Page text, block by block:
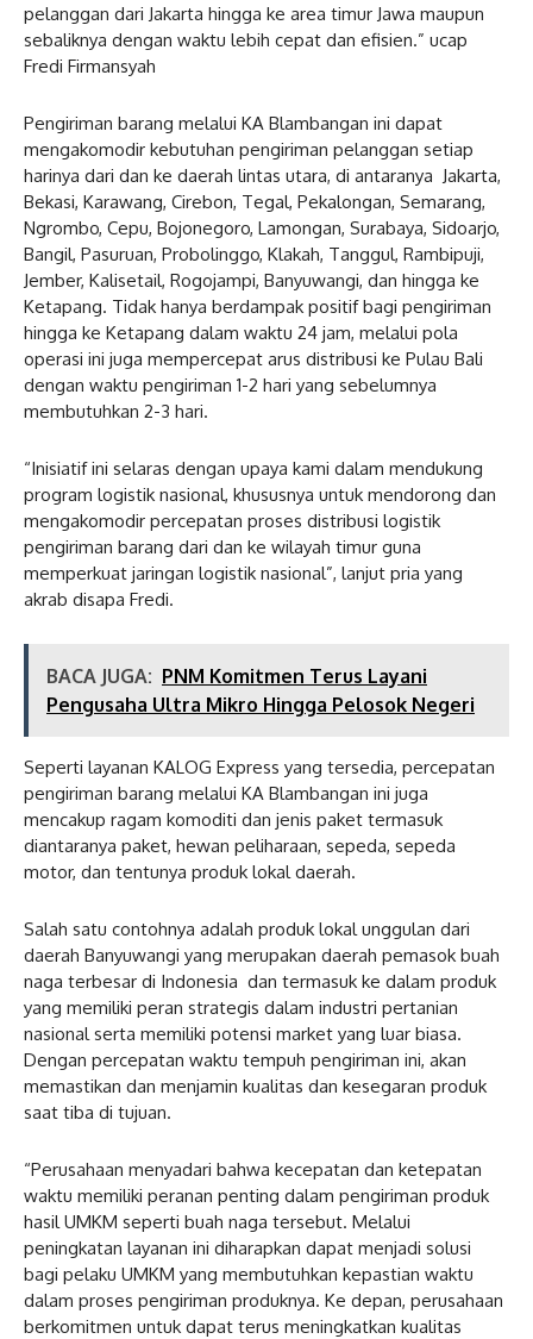
pelanggan dari Jakarta hingga ke area timur Jawa maupun
sebaliknya dengan waktu lebih cepat dan efisien.” ucap
Fredi Firmansyah
Pengiriman barang melalui KA Blambangan ini dapat
mengakomodir kebutuhan pengiriman pelanggan setiap
harinya dari dan ke daerah lintas utara, di antaranya Jakarta,
Bekasi, Karawang, Cirebon, Tegal, Pekalongan, Semarang,
Ngrombo, Cepu, Bojonegoro, Lamongan, Surabaya, Sidoarjo,
Bangil, Pasuruan, Probolinggo, Klakah, Tanggul, Rambipuji,
Jember, Kalisetail, Rogojampi, Banyuwangi, dan hingga ke
Ketapang. Tidak hanya berdampak positif bagi pengiriman
hingga ke Ketapang dalam waktu 24 jam, melalui pola
operasi ini juga mempercepat arus distribusi ke Pulau Bali
dengan waktu pengiriman 1-2 hari yang sebelumnya
membutuhkan 2-3 hari.
“Inisiatif ini selaras dengan upaya kami dalam mendukung
program logistik nasional, khususnya untuk mendorong dan
mengakomodir percepatan proses distribusi logistik
pengiriman barang dari dan ke wilayah timur guna
memperkuat jaringan logistik nasional”, lanjut pria yang
akrab disapa Fredi.
BACA JUGA: PNM Komitmen Terus Layani
Pengusaha Ultra Mikro Hingga Pelosok Negeri
Seperti layanan KALOG Express yang tersedia, percepatan
pengiriman barang melalui KA Blambangan ini juga
mencakup ragam komoditi dan jenis paket termasuk
diantaranya paket, hewan peliharaan, sepeda, sepeda
motor, dan tentunya produk lokal daerah.
Salah satu contohnya adalah produk lokal unggulan dari
daerah Banyuwangi yang merupakan daerah pemasok buah
naga terbesar di Indonesia dan termasuk ke dalam produk
yang memiliki peran strategis dalam industri pertanian
nasional serta memiliki potensi market yang luar biasa.
Dengan percepatan waktu tempuh pengiriman ini, akan
memastikan dan menjamin kualitas dan kesegaran produk
saat tiba di tujuan.
“Perusahaan menyadari bahwa kecepatan dan ketepatan
waktu memiliki peranan penting dalam pengiriman produk
hasil UMKM seperti buah naga tersebut. Melalui
peningkatan layanan ini diharapkan dapat menjadi solusi
bagi pelaku UMKM yang membutuhkan kepastian waktu
dalam proses pengiriman produknya. Ke depan, perusahaan
berkomitmen untuk dapat terus meningkatkan kualitas